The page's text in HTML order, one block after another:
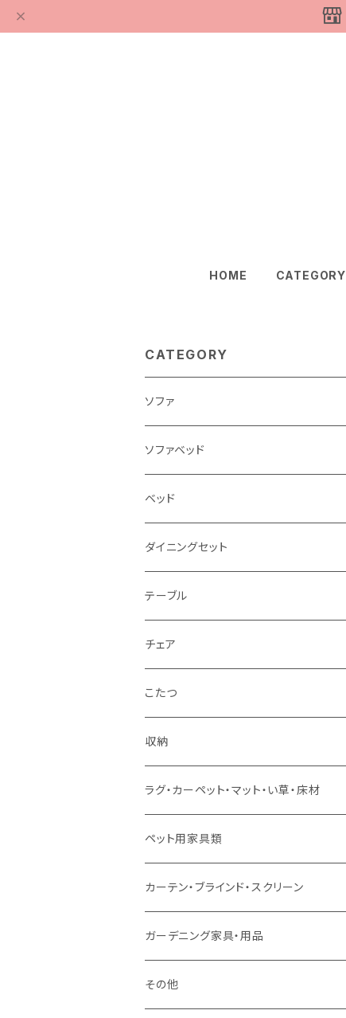
HOME CATEGORY
CATEGORY
ソファ
3人掛け
2.5人掛け
2人掛け
1人掛け
カウチソファ
コーナーソファ
ソファセット
スツール・オットマン
ソファ付属品
クッション・座椅子
ソファベッド
ベッド
シングルサイズ以下（フレームのみ）
セミダブルサイズ（フレームのみ）
ダブルサイズ（フレームのみ）
ワイドダブルサイズ以上（フレームのみ）
シングルサイズ以下（マットレス付）
セミダブルサイズ（マットレス付）
ダブルサイズ（マットレス付）
ダブルサイズ以上（マットレス付）
ロフトベッド
二段ベッド
ダイニングセット
ダイニング3点セット以下
ダイニング4点セット
ダイニング5点・6点セット
ダイニング7点セット以上
テーブル
センターテーブル
ダイニングテーブル
カウンターテーブル
リフティングテーブル
サイドテーブル・コーヒーテーブル
デスク
チェア
ダイニングチェア
カウンターチェア
キッズチェア
オフィスチェア・ゲーミングチェア
ダイニングベンチ・スツール
こたつ
こたつテーブル
こたつ布団
コタツ・布団セット
収納
本棚・シェルフ
食器棚・収納庫
レンジ台・カウンター
ラック
TVボード
ラグ・カーペット・マット・い草・床材
マット・フロアタイル
ラグ
カーペット
ペット用家具類
カーテン・ブラインド・スクリーン
ガーデニング家具・用品
その他